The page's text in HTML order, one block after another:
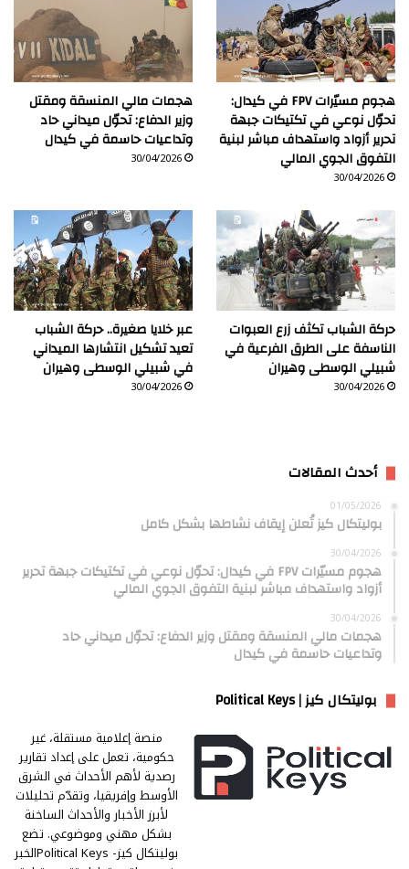
هجوم مسيّرات FPV في كيدال:
تحوّل نوعي في تكتيكات جبهة
تحرير أزواد واستهداف مباشر لبنية
التفوق الجوي المالي
30/04/2026
هجمات مالي المنسقة ومقتل
وزير الدفاع: تحوّل ميداني حاد
وتداعيات حاسمة في كيدال
30/04/2026
حركة الشباب تكثف زرع العبوات
الناسفة على الطرق الفرعية في
شبيلي الوسطى وهيران
30/04/2026
عبر خلايا صغيرة.. حركة الشباب
تعيد تشكيل انتشارها الميداني
في شبيلي الوسطى وهيران
30/04/2026
أحدث المقالات
01/05/2026
بوليتكال كيز تُعلن إيقاف نشاطها بشكل كامل
30/04/2026
هجوم مسيّرات FPV في كيدال: تحوّل نوعي في تكتيكات جبهة تحرير
أزواد واستهداف مباشر لبنية التفوق الجوي المالي
30/04/2026
هجمات مالي المنسقة ومقتل وزير الدفاع: تحوّل ميداني حاد
وتداعيات حاسمة في كيدال
بوليتكال كيز | Political Keys
منصة إعلامية مستقلة، غير
حكومية، تعمل على إعداد تقارير
رصدية لأهم الأحداث في الشرق
الأوسط وإفريقيا، وتقدّم تحليلات
لأبرز الأخبار والأحداث الساخنة
بشكل مهني وموضوعي. تضع
بوليتكال كيز- Political Keysالخبر